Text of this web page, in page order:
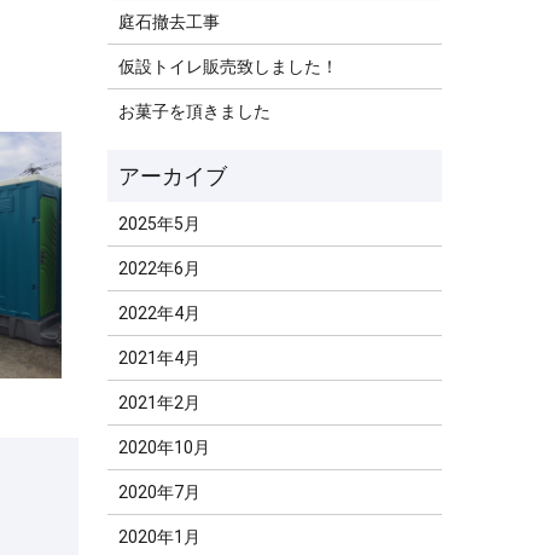
庭石撤去工事
仮設トイレ販売致しました！
お菓子を頂きました
2025年5月
2022年6月
2022年4月
2021年4月
2021年2月
2020年10月
2020年7月
2020年1月